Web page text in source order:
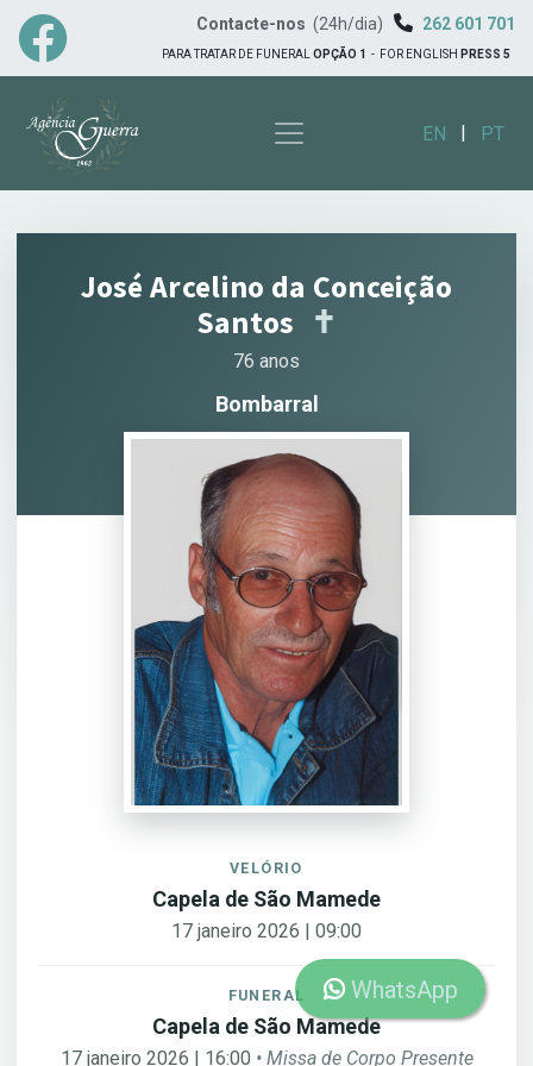
Contacte-nos (24h/dia) 262 601 701
PARA TRATAR DE FUNERAL OPÇÃO 1 - FOR ENGLISH PRESS 5
EN | PT
José Arcelino da Conceição
Santos ✝︎
76 anos
Bombarral
VELÓRIO
Capela de São Mamede
17 janeiro 2026 | 09:00
FUNERAL
Capela de São Mamede
17 janeiro 2026 | 16:00 • Missa de Corpo Presente
WhatsApp